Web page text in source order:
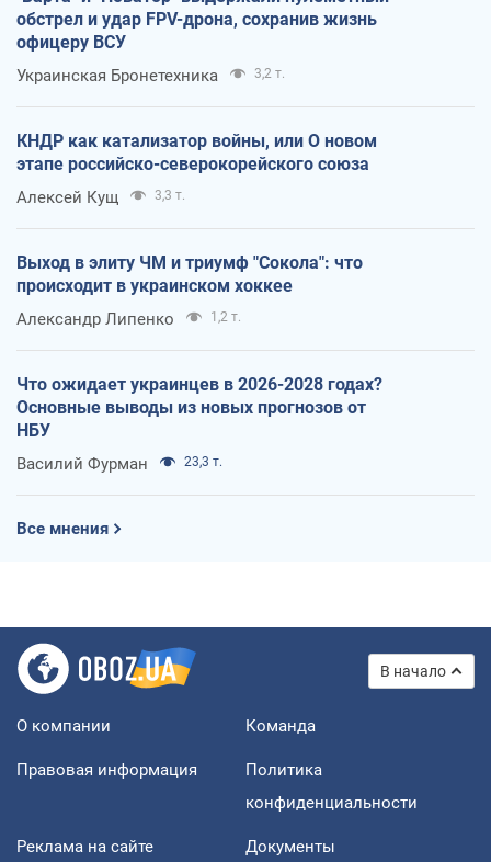
обстрел и удар FPV-дрона, сохранив жизнь
офицеру ВСУ
Украинская Бронетехника 3,2 т.
КНДР как катализатор войны, или О новом
этапе российско-северокорейского союза
Алексей Кущ 3,3 т.
Выход в элиту ЧМ и триумф "Сокола": что
происходит в украинском хоккее
Александр Липенко 1,2 т.
Что ожидает украинцев в 2026-2028 годах?
Основные выводы из новых прогнозов от
НБУ
Василий Фурман 23,3 т.
Все мнения
В начало
О компании Команда
Правовая информация
Политика
конфиденциальности
Реклама на сайте Документы